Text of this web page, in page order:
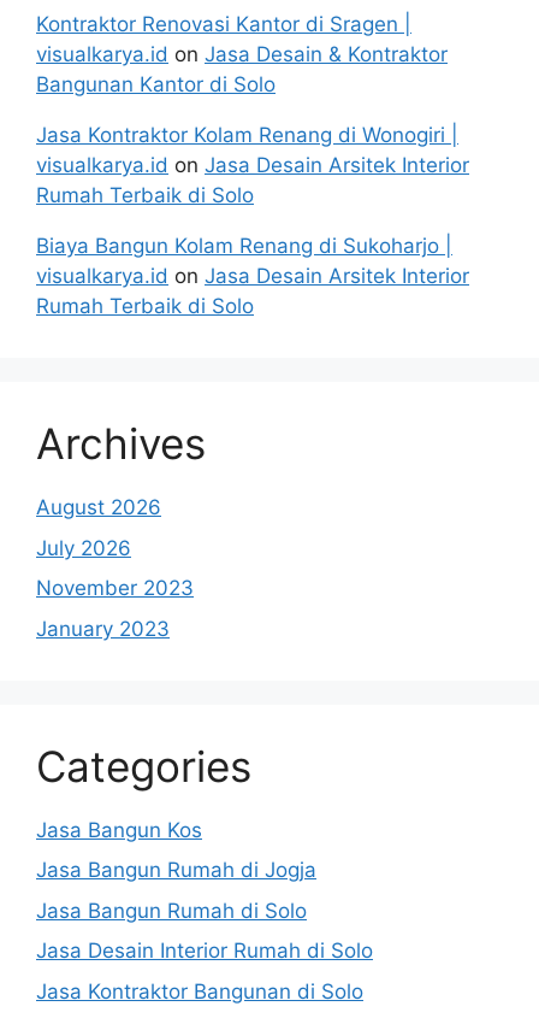
Kontraktor Renovasi Kantor di Sragen |
visualkarya.id on Jasa Desain & Kontraktor
Bangunan Kantor di Solo
Jasa Kontraktor Kolam Renang di Wonogiri |
visualkarya.id on Jasa Desain Arsitek Interior
Rumah Terbaik di Solo
Biaya Bangun Kolam Renang di Sukoharjo |
visualkarya.id on Jasa Desain Arsitek Interior
Rumah Terbaik di Solo
Archives
August 2026
July 2026
November 2023
January 2023
Categories
Jasa Bangun Kos
Jasa Bangun Rumah di Jogja
Jasa Bangun Rumah di Solo
Jasa Desain Interior Rumah di Solo
Jasa Kontraktor Bangunan di Solo